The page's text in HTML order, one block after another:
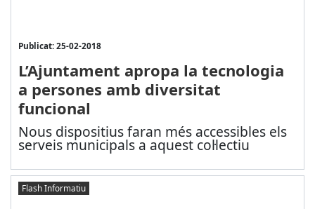
Publicat: 25-02-2018
L’Ajuntament apropa la tecnologia
a persones amb diversitat
funcional
Nous dispositius faran més accessibles els
serveis municipals a aquest col·lectiu
Flash Informatiu